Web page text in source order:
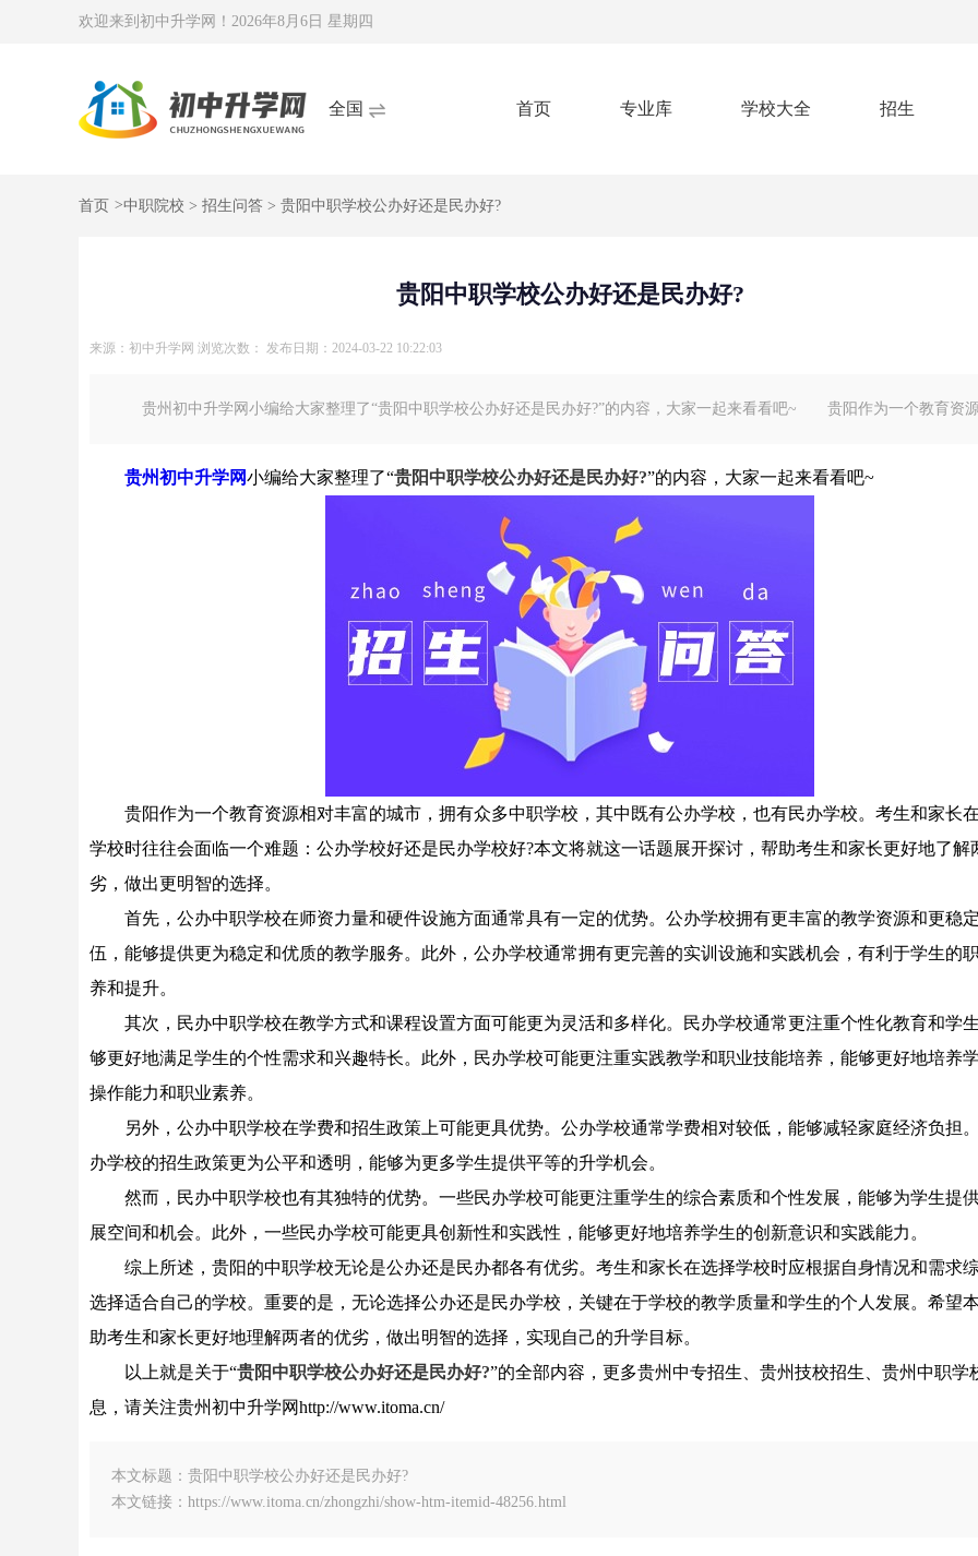
欢迎来到初中升学网！ 2026年8月6日 星期四
全国 首页 专业库 学校大全 招生
首页 >中职院校 > 招生问答 > 贵阳中职学校公办好还是民办好?
贵阳中职学校公办好还是民办好?
来源：初中升学网 浏览次数： 发布日期：2024-03-22 10:22:03
贵州初中升学网小编给大家整理了“贵阳中职学校公办好还是民办好?”的内容，大家一起来看看吧~ 贵阳作为一个教育资
贵州初中升学网小编给大家整理了“贵阳中职学校公办好还是民办好?”的内容，大家一起来看看吧~
贵阳作为一个教育资源相对丰富的城市，拥有众多中职学校，其中既有公办学校，也有民办学校。考生和家长
学校时往往会面临一个难题：公办学校好还是民办学校好?本文将就这一话题展开探讨，帮助考生和家长更好地了解
劣，做出更明智的选择。
首先，公办中职学校在师资力量和硬件设施方面通常具有一定的优势。公办学校拥有更丰富的教学资源和更稳
伍，能够提供更为稳定和优质的教学服务。此外，公办学校通常拥有更完善的实训设施和实践机会，有利于学生的
养和提升。
其次，民办中职学校在教学方式和课程设置方面可能更为灵活和多样化。民办学校通常更注重个性化教育和学
够更好地满足学生的个性需求和兴趣特长。此外，民办学校可能更注重实践教学和职业技能培养，能够更好地培养
操作能力和职业素养。
另外，公办中职学校在学费和招生政策上可能更具优势。公办学校通常学费相对较低，能够减轻家庭经济负担
办学校的招生政策更为公平和透明，能够为更多学生提供平等的升学机会。
然而，民办中职学校也有其独特的优势。一些民办学校可能更注重学生的综合素质和个性发展，能够为学生提
展空间和机会。此外，一些民办学校可能更具创新性和实践性，能够更好地培养学生的创新意识和实践能力。
综上所述，贵阳的中职学校无论是公办还是民办都各有优劣。考生和家长在选择学校时应根据自身情况和需求
选择适合自己的学校。重要的是，无论选择公办还是民办学校，关键在于学校的教学质量和学生的个人发展。希望
助考生和家长更好地理解两者的优劣，做出明智的选择，实现自己的升学目标。
以上就是关于“贵阳中职学校公办好还是民办好?”的全部内容，更多贵州中专招生、贵州技校招生、贵州中职学
息，请关注贵州初中升学网http://www.itoma.cn/
本文标题：贵阳中职学校公办好还是民办好?
本文链接：https://www.itoma.cn/zhongzhi/show-htm-itemid-48256.html